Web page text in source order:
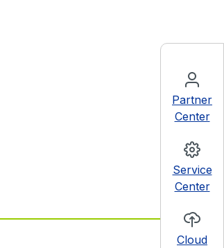
Partner
Center
Service
Center
Cloud